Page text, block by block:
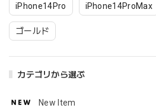
iPhone14Pro iPhone14ProMax
ゴールド
カテゴリから選ぶ
New Item